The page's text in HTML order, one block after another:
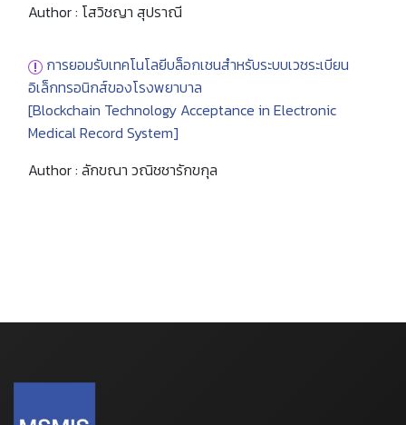
Author : โสวิชญา สุปราณี
การยอมรับเทคโนโลยีบล็อกเชนสำหรับระบบเวชระเบียน
อิเล็กทรอนิกส์ของโรงพยาบาล
[Blockchain Technology Acceptance in Electronic
Medical Record System]
Author : ลักขณา วณิชชารักขกุล